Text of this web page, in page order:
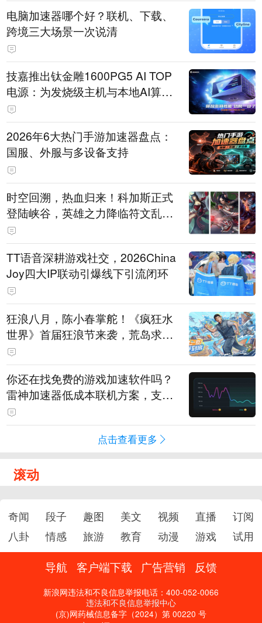
电脑加速器哪个好？联机、下载、
跨境三大场景一次说清
技嘉推出钛金雕1600PG5 AI TOP
电源：为发烧级主机与本地AI算力
打造旗舰供电方案
2026年6大热门手游加速器盘点：
国服、外服与多设备支持
时空回溯，热血归来！科加斯正式
登陆峡谷，英雄之力降临符文乱
斗！
TT语音深耕游戏社交，2026China
Joy四大IP联动引爆线下引流闭环
狂浪八月，陈小春掌舵！《疯狂水
世界》首届狂浪节来袭，荒岛求生
直播即将开启
你还在找免费的游戏加速软件吗？
雷神加速器低成本联机方案，支持
免费试用
点击查看更多
滚动
奇闻 段子 趣图 美文 视频 直播
订阅
八卦
情感 旅游 教育 动漫 游戏 试用
导航 客户端下载 广告营销 反馈
新浪网违法和不良信息举报电话：400-052-0066
违法和不良信息举报中心
(京)网药械信息备字（2024）第 00220 号